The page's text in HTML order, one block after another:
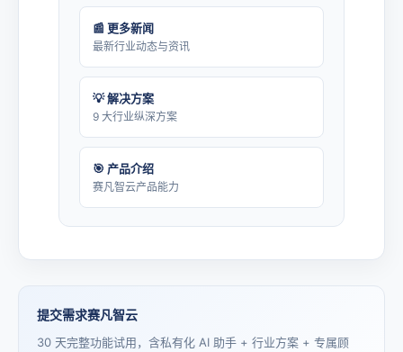
📰 更多新闻
最新行业动态与资讯
💡 解决方案
9 大行业纵深方案
🎯 产品介绍
赛凡智云产品能力
提交需求赛凡智云
30 天完整功能试用，含私有化 AI 助手 + 行业方案 + 专属顾